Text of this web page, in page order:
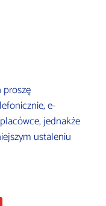
e-
jednakże
ustaleniu